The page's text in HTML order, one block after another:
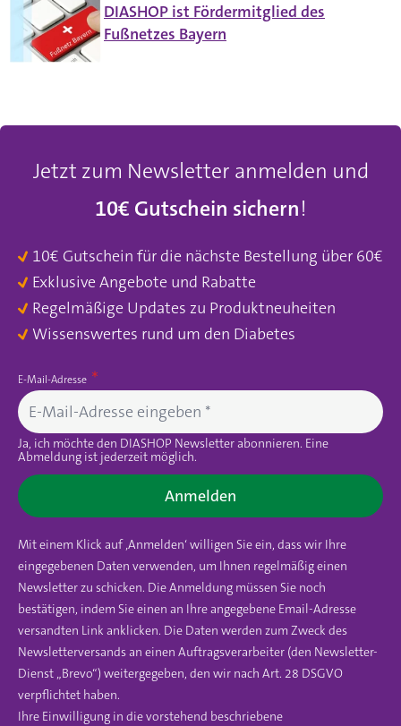
DIASHOP ist Fördermitglied des
Fußnetzes Bayern
Jetzt zum Newsletter anmelden und
10€ Gutschein sichern!
10€ Gutschein für die nächste Bestellung über 60€
Exklusive Angebote und Rabatte
Regelmäßige Updates zu Produktneuheiten
Wissenswertes rund um den Diabetes
E-Mail-Adresse
Ja, ich möchte den DIASHOP Newsletter abonnieren. Eine
Abmeldung ist jederzeit möglich.
Anmelden
Mit einem Klick auf ‚Anmelden‘ willigen Sie ein, dass wir Ihre
eingegebenen Daten verwenden, um Ihnen regelmäßig einen
Newsletter zu schicken. Die Anmeldung müssen Sie noch
bestätigen, indem Sie einen an Ihre angegebene Email-Adresse
versandten Link anklicken. Die Daten werden zum Zweck des
Newsletterversands an einen Auftragsverarbeiter (den Newsletter-
Dienst „Brevo“) weitergegeben, den wir nach Art. 28 DSGVO
verpflichtet haben.
Ihre Einwilligung in die vorstehend beschriebene